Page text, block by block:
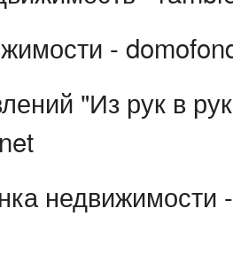
-
"Из рук в
недвижимости